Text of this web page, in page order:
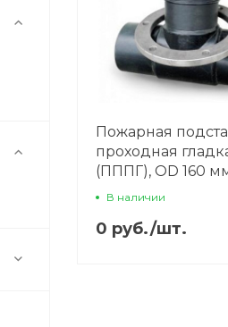
Пожарная
проходная
(ПППГ), OD 160
В наличии
0 руб./шт.